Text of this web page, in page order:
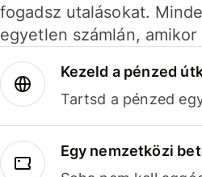
fogadsz utalásokat.
egyetlen számlán,
Kezeld a pénzed
Tartsd a pénzed
Egy nemzetközi